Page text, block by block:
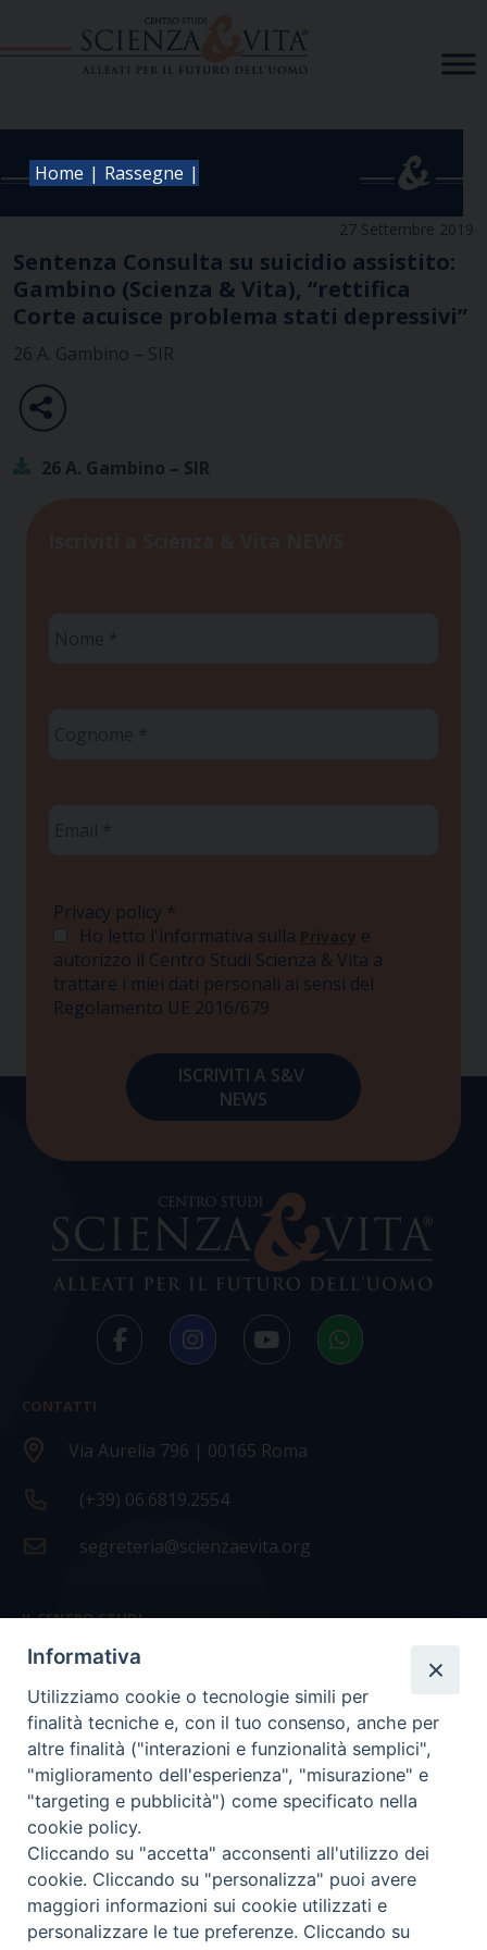
Home | Rassegne |
27 Settembre 2019
Sentenza Consulta su suicidio assistito:
Gambino (Scienza & Vita), “rettifica
Corte acuisce problema stati depressivi”
26 A. Gambino – SIR
26 A. Gambino – SIR
Privacy policy *
Ho letto l'informativa sulla Privacy e
autorizzo il Centro Studi Scienza & Vita a
trattare i miei dati personali ai sensi del
Regolamento UE 2016/679
CONTATTI
Via Aurelia 796 | 00165 Roma
(+39) 06.6819.2554
segreteria@scienzaevita.org
IL CENTRO STUDI
La nostra storia
Statuto
Presidenza e ufficio presidenza
Consiglio scientifico
Coordinamento nazionale
Informativa
Utilizziamo cookie o tecnologie simili per
finalità tecniche e, con il tuo consenso, anche per
altre finalità ("interazioni e funzionalità semplici",
"miglioramento dell'esperienza", "misurazione" e
"targeting e pubblicità") come specificato nella
cookie policy.
Cliccando su "accetta" acconsenti all'utilizzo dei
cookie. Cliccando su "personalizza" puoi avere
maggiori informazioni sui cookie utilizzati e
personalizzare le tue preferenze. Cliccando su